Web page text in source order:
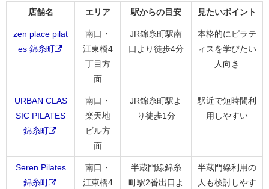
店舗名 エリア 駅からの目安 見たいポイント
zen place pilat
es 錦糸町
南口・
江東橋4
丁目方
面
JR錦糸町駅南
口より徒歩4分
本格的にピラテ
ィスを学びたい
人向き
URBAN CLAS
SIC PILATES
錦糸町
南口・
楽天地
ビル方
面
JR錦糸町駅よ
り徒歩1分
駅近で短時間利
用しやすい
Seren Pilates
錦糸町
南口・
江東橋4
半蔵門線錦糸
町駅2番出口よ
半蔵門線利用の
人も検討しやす